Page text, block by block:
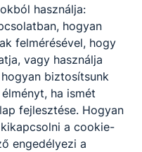
használja:
hogyan
felmérésével, hogy
vagy használja
biztosítsunk
ha ismét
fejlesztése. Hogyan
a cookie-
engedélyezi a